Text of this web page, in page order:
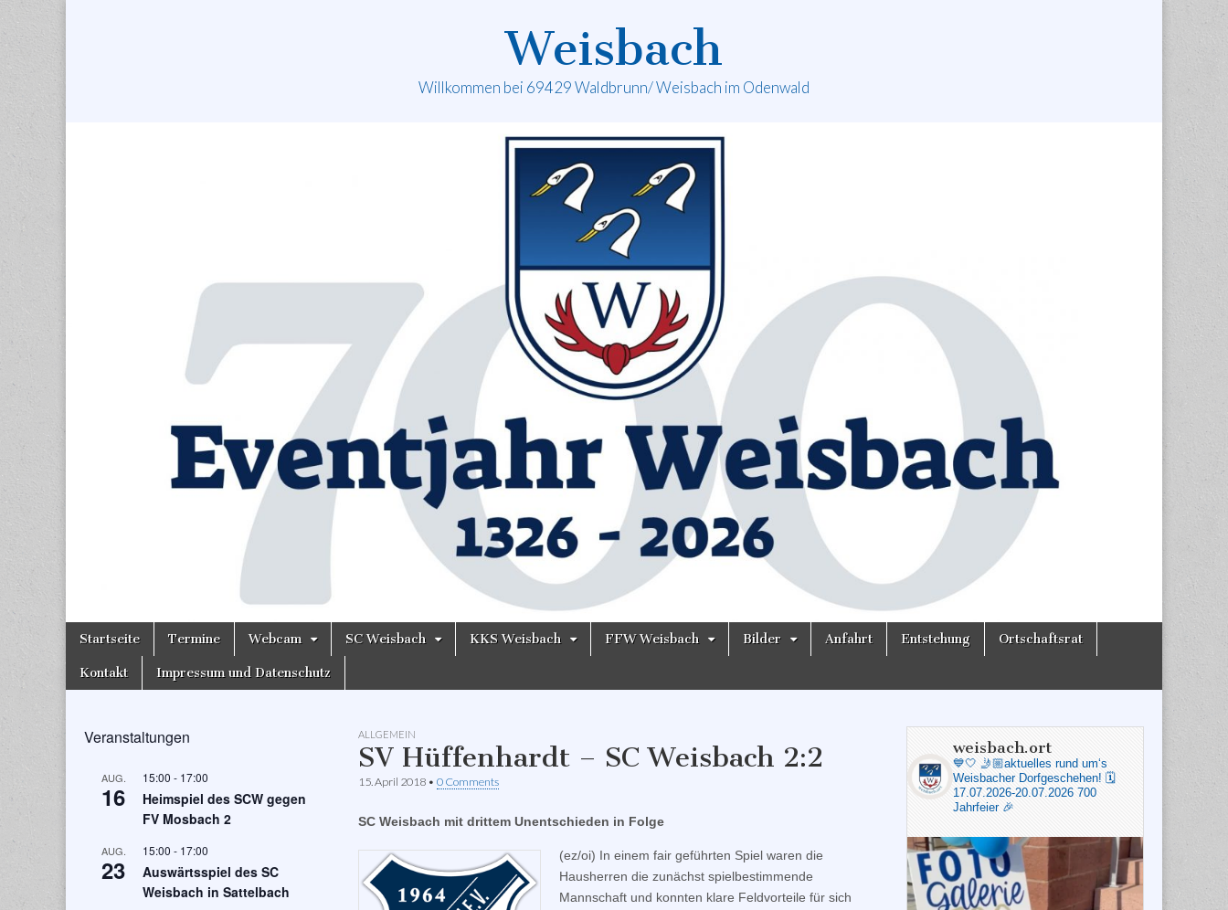
Weisbach
Willkommen bei 69429 Waldbrunn/ Weisbach im Odenwald
Main
Skip
content
Startseite Termine Webcam SC Weisbach KKS Weisbach FFW Weisbach Bilder Anfahrt Entstehung Ortschaftsrat
Kontakt Impressum und Datenschutz
ALLGEMEIN
SV Hüffenhardt – SC Weisbach 2:2
15. April 2018 • 0 Comments
SC Weisbach mit drittem Unentschieden in Folge
(ez/oi) In einem fair geführten Spiel waren die
Hausherren die zunächst spielbestimmende
Mannschaft und konnten klare Feldvorteile für sich
Veranstaltungen
AUG.
16
15:00 - 17:00
Heimspiel des SCW gegen
FV Mosbach 2
AUG.
23
15:00 - 17:00
Auswärtsspiel des SC
Weisbach in Sattelbach
weisbach.ort
💙🤍 🤳🏼aktuelles rund um‘s
Weisbacher Dorfgeschehen! 🗓️
17.07.2026-20.07.2026 700
Jahrfeier 🎉